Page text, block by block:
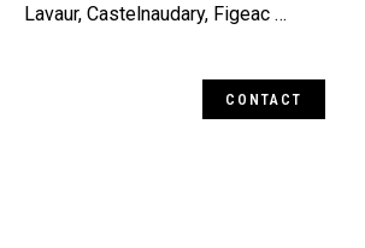
Lavaur, Castelnaudary, Figeac …
CONTACT